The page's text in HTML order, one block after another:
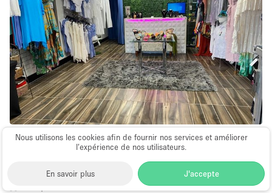
Nous utilisons les cookies afin de fournir nos services et améliorer
l’expérience de nos utilisateurs.
En savoir plus J'accepte
Boutique / Magasin
Boutique space in the heart of Little Havana